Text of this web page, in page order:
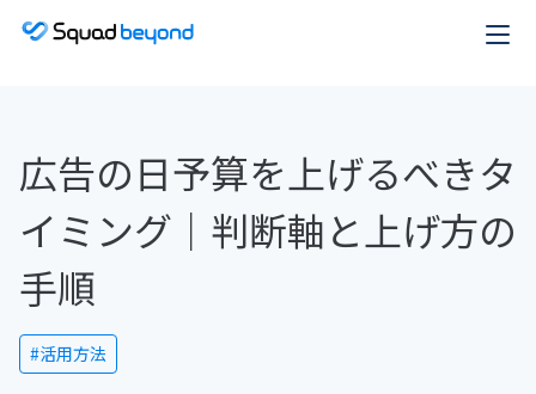
広告の日予算を上げるべきタ
イミング｜判断軸と上げ方の
手順
#活用方法